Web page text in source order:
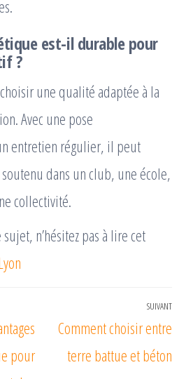
est-il durable pour
?
une qualité adaptée à la
Avec une pose
entretien régulier, il peut
dans un club, une école,
collectivité.
n’hésitez pas à lire cet
pour
SUIVANT
Comment choisir entre
terre battue et béton